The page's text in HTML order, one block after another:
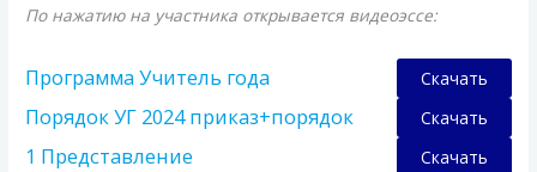
По нажатию на участника открывается видеоэссе:
Программа Учитель года Скачать
Порядок УГ 2024 приказ+порядок Скачать
1 Представление Скачать